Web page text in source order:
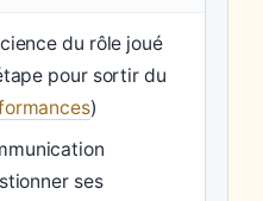
du rôle joué
pour sortir du
)
ses